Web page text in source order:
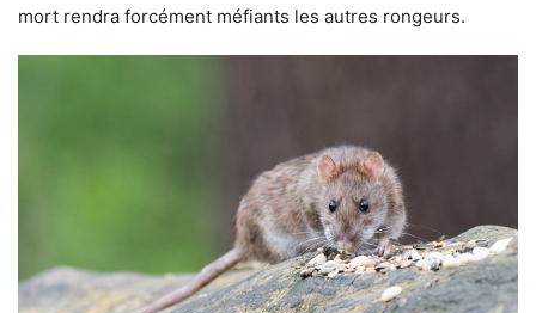
mort rendra forcément méfiants les autres rongeurs.